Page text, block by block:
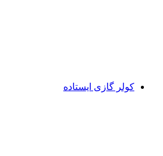
کولر گازی ایستاده